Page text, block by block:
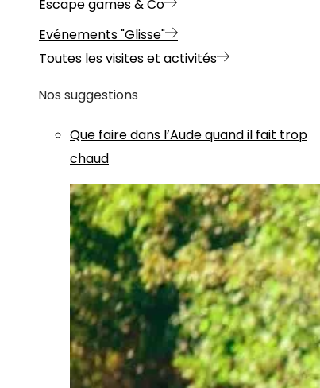
Escape games & Co
Evénements "Glisse"
Toutes les visites et activités
Nos suggestions
Que faire dans l’Aude quand il fait trop
chaud